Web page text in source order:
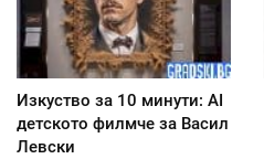
Изкуство за 10 минути: AI
детското филмче за Васил
Левски